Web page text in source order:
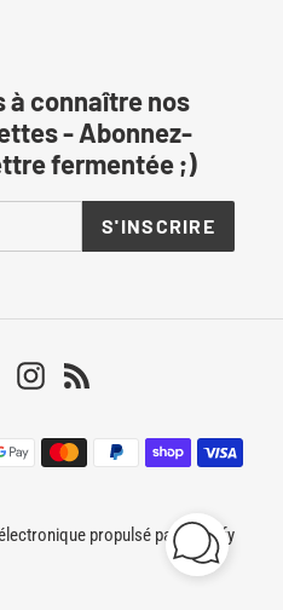
à connaître nos
- Abonnez-
fermentée ;)
S'INSCRIRE
Instagram
Moyens
de
propulsé par Shopify